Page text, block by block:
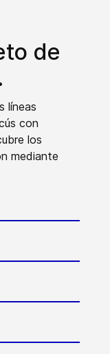
de
líneas
con
los
mediante